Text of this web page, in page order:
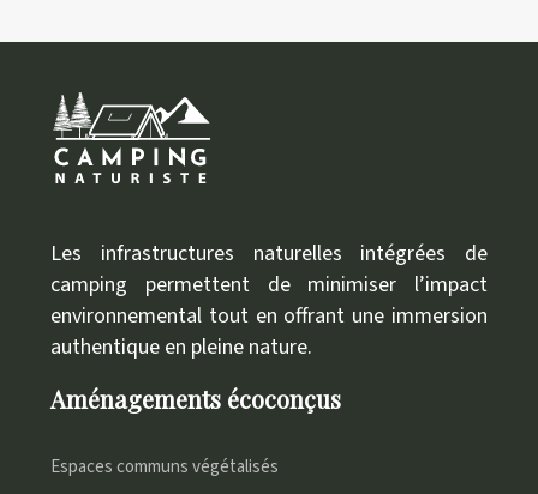
Les infrastructures naturelles intégrées de
camping permettent de minimiser l’impact
environnemental tout en offrant une immersion
authentique en pleine nature.
Aménagements écoconçus
Espaces communs végétalisés